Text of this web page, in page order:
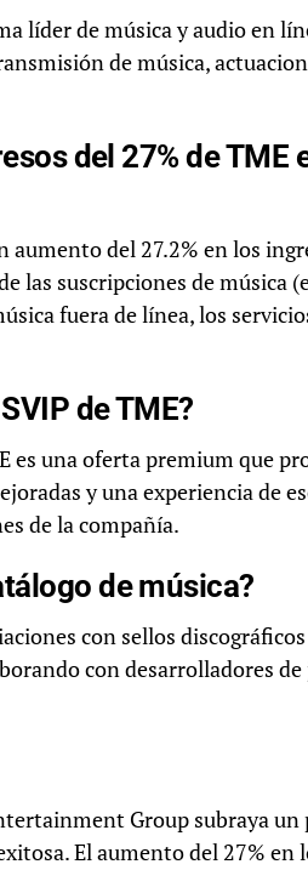
líder de música y audio en
de música,
del 27% de TME
del 27.2% en los
las suscripciones de música
fuera de línea, los
de TME?
es una oferta premium que
y una experiencia de
de la compañía.
de música?
con sellos
con desarrolladores
Group subraya un
El aumento del 27% en